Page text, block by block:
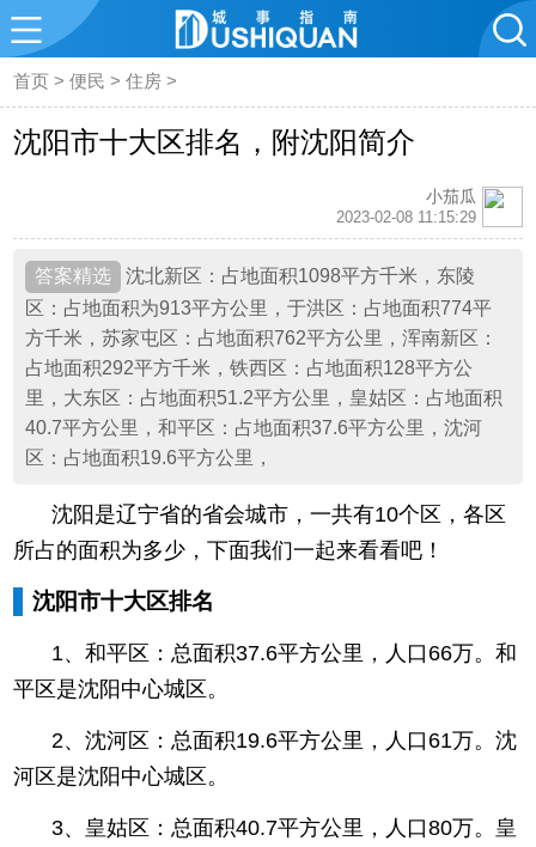
首页 >便民 >住房 >
沈阳市十大区排名，附沈阳简介
小茄瓜
2023-02-08 11:15:29
沈北新区：占地面积1098平方千米，东陵
区：占地面积为913平方公里，于洪区：占地面积774平
方千米，苏家屯区：占地面积762平方公里，浑南新区：
占地面积292平方千米，铁西区：占地面积128平方公
里，大东区：占地面积51.2平方公里，皇姑区：占地面积
40.7平方公里，和平区：占地面积37.6平方公里，沈河
区：占地面积19.6平方公里，
沈阳是辽宁省的省会城市，一共有10个区，各区
所占的面积为多少，下面我们一起来看看吧！
沈阳市十大区排名
1、和平区：总面积37.6平方公里，人口66万。和
平区是沈阳中心城区。
2、沈河区：总面积19.6平方公里，人口61万。沈
河区是沈阳中心城区。
3、皇姑区：总面积40.7平方公里，人口80万。皇